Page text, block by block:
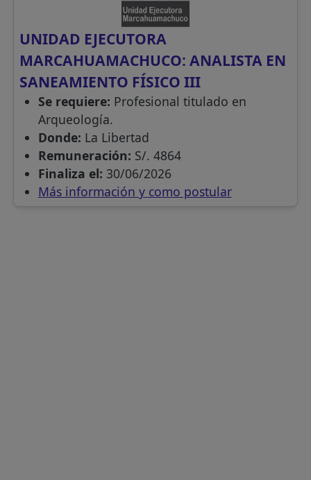
UNIDAD EJECUTORA
MARCAHUAMACHUCO: ANALISTA EN
SANEAMIENTO FÍSICO III
Se requiere: Profesional titulado en
Arqueología.
Donde: La Libertad
Remuneración: S/. 4864
Finaliza el: 30/06/2026
Más información y como postular